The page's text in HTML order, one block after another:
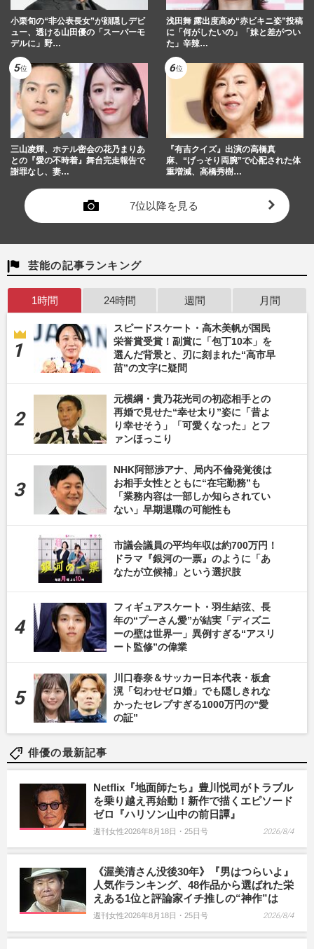
小栗旬の“非公表長女”が顔隠しデビ
ュー、透ける山田優の「スーパーモ
デルに」野…
浅田舞 露出度高め“赤ビキニ姿”投稿
に「何がしたいの」「妹と差がつい
た」辛辣…
三山凌輝、ホテル密会の花乃まりあ
との『愛の不時着』舞台完走報告で
謝罪なし、妻…
『有吉クイズ』出演の高橋真
麻、“げっそり両腕”で心配された体
重増減、高橋秀樹…
7位以降を見る
芸能の記事ランキング
1時間 24時間 週間 月間
スピードスケート・高木美帆が国民
栄誉賞受賞！副賞に「包丁10本」を
選んだ背景と、刃に刻まれた“高市早
苗”の文字に疑問
元横綱・貴乃花光司の初恋相手との
再婚で見せた“幸せ太り”姿に「昔よ
り幸せそう」「可愛くなった」とフ
ァンほっこり
NHK阿部渉アナ、局内不倫発覚後は
お相手女性とともに“在宅勤務”も
「業務内容は一部しか知らされてい
ない」早期退職の可能性も
市議会議員の平均年収は約700万円！
ドラマ『銀河の一票』のように「あ
なたが立候補」という選択肢
フィギュアスケート・羽生結弦、長
年の“プーさん愛”が結実「ディズニ
ーの壁は世界一」異例すぎる“アスリ
ート監修”の偉業
川口春奈＆サッカー日本代表・板倉
滉「匂わせゼロ婚」でも隠しきれな
かったセレブすぎる1000万円の“愛
の証”
俳優の最新記事
Netflix『地面師たち』豊川悦司がトラブル
を乗り越え再始動！新作で描くエピソード
ゼロ『ハリソン山中の前日譚』
週刊女性2026年8月18日・25日号 2026/8/4
《渥美清さん没後30年》『男はつらいよ』
人気作ランキング、48作品から選ばれた栄
えある1位と評論家イチ推しの“神作”は
週刊女性2026年8月18日・25日号 2026/8/4